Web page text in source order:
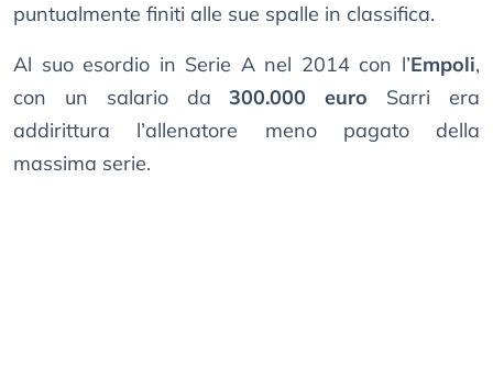
puntualmente finiti alle sue spalle in classifica.
Al suo esordio in Serie A nel 2014 con l’Empoli,
con un salario da300.000 euro Sarri era
addirittura l’allenatore meno pagato della
massima serie.